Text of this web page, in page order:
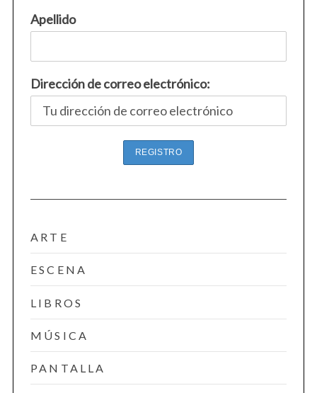
Apellido
Dirección de correo electrónico:
ARTE
ESCENA
LIBROS
MÚSICA
PANTALLA